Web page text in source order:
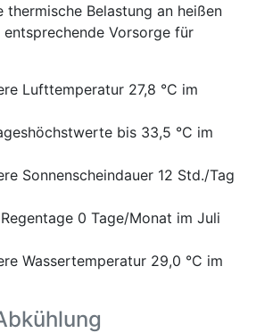
Belastung an heißen
Vorsorge für
Lufttemperatur 27,8 °C im
bis 33,5 °C im
Sonnenscheindauer 12 Std./Tag
0 Tage/Monat im Juli
Wassertemperatur 29,0 °C im